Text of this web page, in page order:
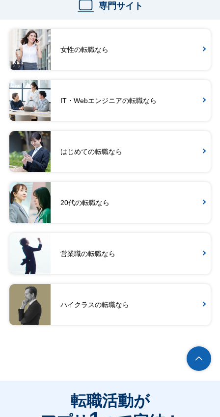
専門サイト
女性の転職なら
IT・Webエンジニアの転職なら
はじめての転職なら
20代の転職なら
営業職の転職なら
ハイクラスの転職なら
転職活動が